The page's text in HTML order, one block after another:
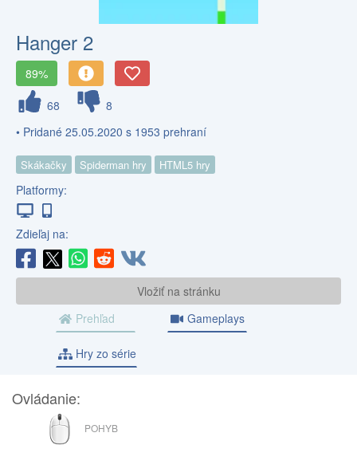
Hanger 2
89%
68
8
• Pridané 25.05.2020 s 1953 prehraní
Skákačky Spiderman hry HTML5 hry
Platformy:
Zdieľaj na:
Vložiť na stránku
Prehľad
Gameplays
Hry zo série
Ovládanie:
MYŠ
POHYB